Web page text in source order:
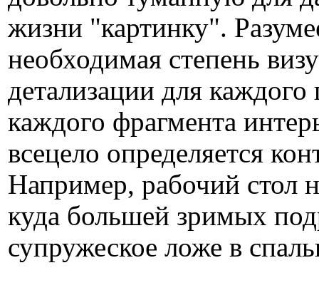
жизни "картинку".
необходимая степень
детализации для
каждого фрагмента
всецело определяется
Например, рабочий стол
куда большей зримых
супружеское ложе в